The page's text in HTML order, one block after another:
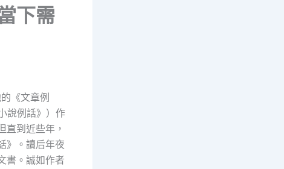
下需
《文章例
說例話》）作
直到近些年，
》。讀后年夜
書。誠如作者